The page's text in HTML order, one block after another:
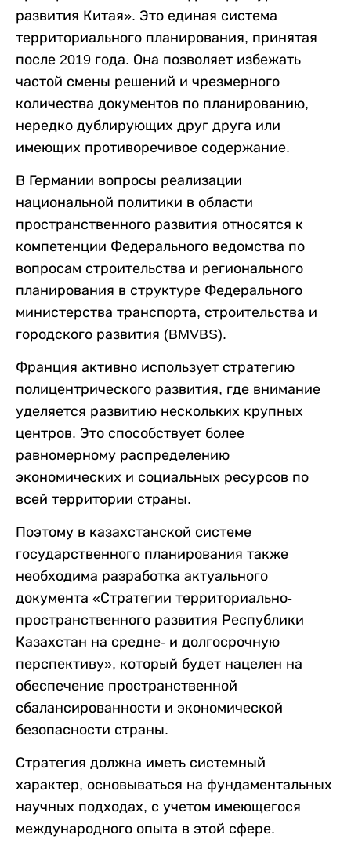
развития Китая». Это единая система
территориального планирования, принятая
после 2019 года. Она позволяет избежать
частой смены решений и чрезмерного
количества документов по планированию,
нередко дублирующих друг друга или
имеющих противоречивое содержание.
В Германии вопросы реализации
национальной политики в области
пространственного развития относятся к
компетенции Федерального ведомства по
вопросам строительства и регионального
планирования в структуре Федерального
министерства транспорта, строительства и
городского развития (BMVBS).
Франция активно использует стратегию
полицентрического развития, где внимание
уделяется развитию нескольких крупных
центров. Это способствует более
равномерному распределению
экономических и социальных ресурсов по
всей территории страны.
Поэтому в казахстанской системе
государственного планирования также
необходима разработка актуального
документа «Стратегии территориально-
пространственного развития Республики
Казахстан на средне- и долгосрочную
перспективу», который будет нацелен на
обеспечение пространственной
сбалансированности и экономической
безопасности страны.
Стратегия должна иметь системный
характер, основываться на фундаментальных
научных подходах, с учетом имеющегося
международного опыта в этой сфере.